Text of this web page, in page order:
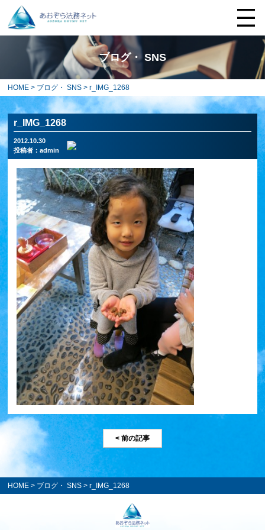
ブログ・ SNS
HOME > ブログ・ SNS > r_IMG_1268
r_IMG_1268
2012.10.30
投稿者：admin
< 前の記事
HOME > ブログ・ SNS > r_IMG_1268